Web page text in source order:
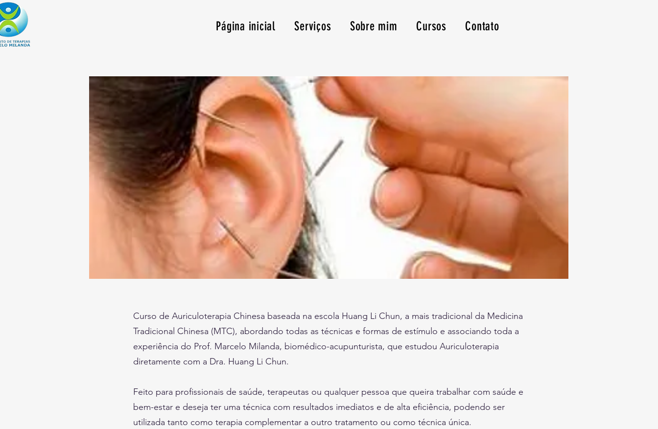
Página inicial Serviços Sobre mim Cursos Contato
Curso de Auriculoterapia Chinesa baseada na escola Huang Li Chun, a mais tradicional da Medicina
Tradicional Chinesa (MTC), abordando todas as técnicas e formas de estímulo e associando toda a
experiência do Prof. Marcelo Milanda, biomédico-acupunturista, que estudou Auriculoterapia
diretamente com a Dra. Huang Li Chun.
Feito para profissionais de saúde, terapeutas ou qualquer pessoa que queira trabalhar com saúde e
bem-estar e deseja ter uma técnica com resultados imediatos e de alta eficiência, podendo ser
utilizada tanto como terapia complementar a outro tratamento ou como técnica única.